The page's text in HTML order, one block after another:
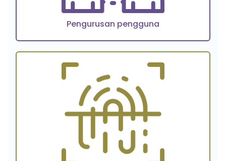
Pengurusan pengguna